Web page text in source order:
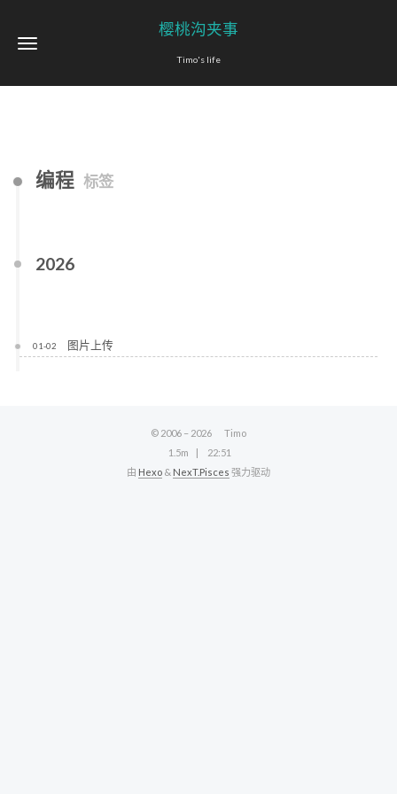
樱桃沟夹事
Timo's life
编程 标签
2026
01-02 图片上传
© 2006 – 2026
Timo
1.5m
22:51
由 Hexo & NexT.Pisces 强力驱动